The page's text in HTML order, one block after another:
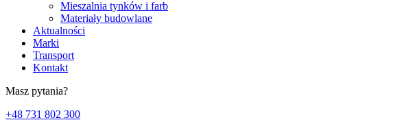
Mieszalnia tynków i farb
Materiały budowlane
Aktualności
Marki
Transport
Kontakt
Masz pytania?
+48 731 802 300